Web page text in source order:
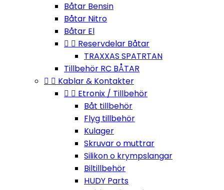
Båtar Bensin
Båtar Nitro
Båtar El
  Reservdelar Båtar
TRAXXAS SPATRTAN
Tillbehör RC BÅTAR
  Kablar & Kontakter
  Etronix / Tillbehör
Båt tillbehör
Flyg tillbehör
Kulager
Skruvar o muttrar
Silikon o krympslangar
Biltillbehör
HUDY Parts